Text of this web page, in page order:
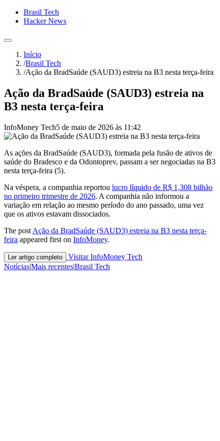
Brasil Tech
Hacker News
Início
/Brasil Tech
/Ação da BradSaúde (SAUD3) estreia na B3 nesta terça-feira
Ação da BradSaúde (SAUD3) estreia na
B3 nesta terça-feira
InfoMoney Tech5 de maio de 2026 às 11:42
As ações da BradSaúde (SAUD3), formada pela fusão de ativos de
saúde do Bradesco e da Odontoprev, passam a ser negociadas na B3
nesta terça-feira (5).
Na véspera, a companhia reportou lucro líquido de R$ 1,308 bilhão
no primeiro trimestre de 2026. A companhia não informou a
variação em relação ao mesmo período do ano passado, uma vez
que os ativos estavam dissociados.
The post Ação da BradSaúde (SAUD3) estreia na B3 nesta terça-
feira appeared first on InfoMoney.
Ler artigo completo
Visitar InfoMoney Tech
Notícias|Mais recentes|Brasil Tech